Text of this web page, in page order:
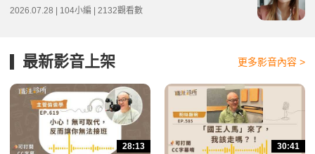
2026.07.28 | 104小編 | 2132觀看數
最新影音上架 更多影音內容 >
28:13 30:41